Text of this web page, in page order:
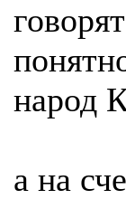
народ
а на